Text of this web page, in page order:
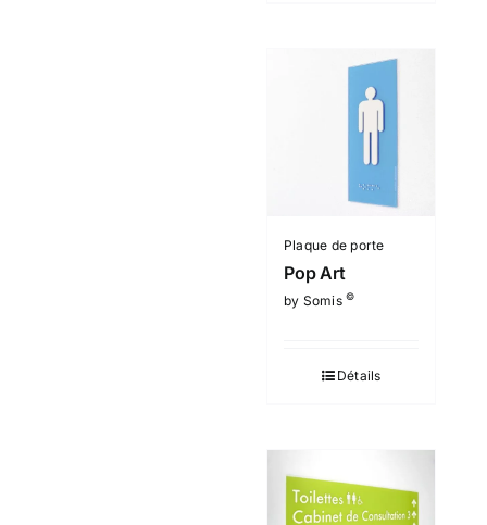
Plaque de porte
Pop Art
by Somis©
Détails